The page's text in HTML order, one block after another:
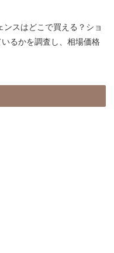
スはどこで買える？ショ
るかを調査し、相場価格